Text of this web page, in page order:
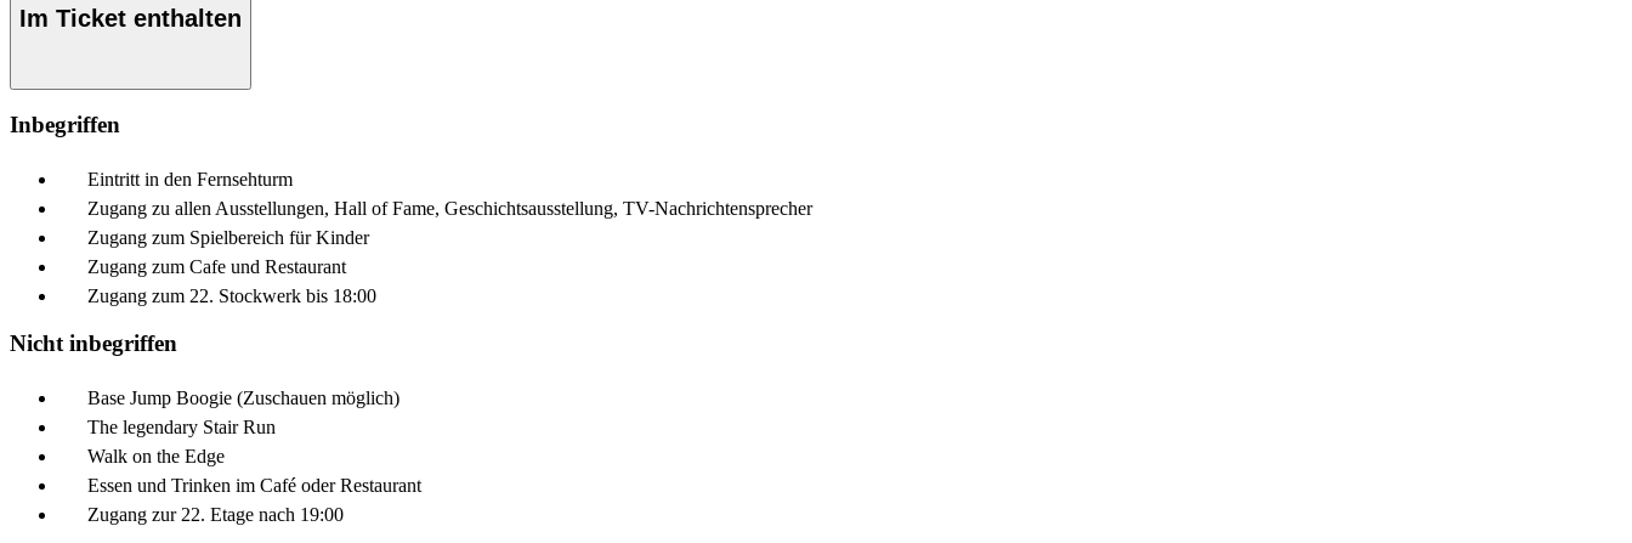
Im Ticket enthalten
Inbegriffen
Eintritt in den Fernsehturm
Zugang zu allen Ausstellungen, Hall of Fame, Geschichtsausstellung, TV-Nachrichtensprecher
Zugang zum Spielbereich für Kinder
Zugang zum Cafe und Restaurant
Zugang zum 22. Stockwerk bis 18:00
Nicht inbegriffen
Base Jump Boogie (Zuschauen möglich)
The legendary Stair Run
Walk on the Edge
Essen und Trinken im Café oder Restaurant
Zugang zur 22. Etage nach 19:00